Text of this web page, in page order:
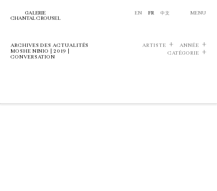
GALERIE
CHANTAL CROUSEL
EN FR 中文 MENU
ARCHIVES DES ACTUALITÉS
MOSHE NINIO | 2019 |
CONVERSATION
ARTISTE
ANNÉE
CATÉGORIE